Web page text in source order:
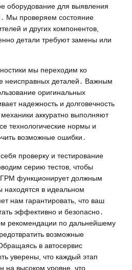
оборудование для выявления
Мы проверяем состояние
и других компонентов,
детали требуют замены или
мы переходим ко
неисправных деталей․ Важным
оригинальных
надежность и долговечность
аккуратно выполняют
технологические нормы и
возможные ошибки․
проверку и тестирование
серию тестов, чтобы
ГРМ функционирует должным
находятся в идеальном
нам гарантировать, что ваш
эффективно и безопасно․
рекомендации по дальнейшему
возможные
в автосервис
уверены, что каждый этап
на высоком уровне, что